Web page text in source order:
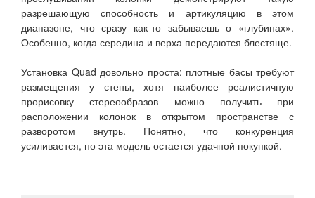
разрешающую способность и артикуляцию в этом
диапазоне, что сразу как-то забываешь о «глубинах».
Особенно, когда середина и верха передаются блестяще.
Установка Quad довольно проста: плотные басы требуют
размещения у стены, хотя наиболее реалистичную
прорисовку стереообразов можно получить при
расположении колонок в открытом пространстве с
разворотом внутрь. Понятно, что конкуренция
усиливается, но эта модель остается удачной покупкой.